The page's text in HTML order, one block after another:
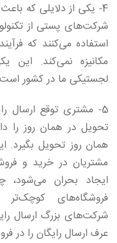
4- یکی از دلایلی که
شرکت‌های پستی از
استفاده می‌کنند که
مکانیزه نمی‌کند.
لجستیکی ما در کشور
5- مشتری توقع ارسال
تحویل در همان روز
همان روز تحویل بگیرد.
مشتریان در خرید و
ایجاد بحران می‌شود،
فروشگاه‌های
شرکت‌های بزرگ ارسال
عرف ارسال رایگان را در